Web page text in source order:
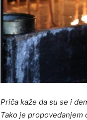
Priča kaže da su se i
Tako je